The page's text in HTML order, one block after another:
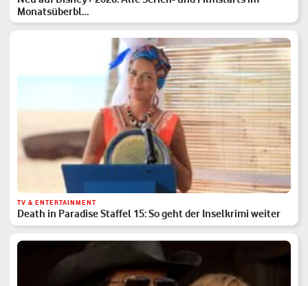
Monatsüberbl…
TV & ENTERTAINMENT
Death in Paradise Staffel 15: So geht der Inselkrimi weiter